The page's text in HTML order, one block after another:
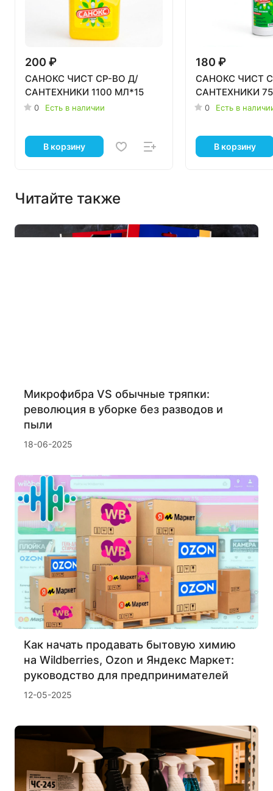
200 ₽
САНОКС ЧИСТ СР-ВО Д/
САНТЕХНИКИ 1100 МЛ*15
0 Есть в наличии
В корзину
180 ₽
САНОКС ЧИСТ
САНТЕХНИКИ
0 Есть в
В корзину
Читайте также
Микрофибра VS обычные тряпки:
революция в уборке без разводов и
пыли
18-06-2025
Как начать продавать бытовую химию
на Wildberries, Ozon и Яндекс Маркет:
руководство для предпринимателей
12-05-2025